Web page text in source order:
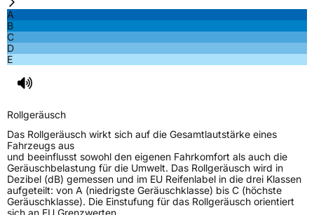
A
B
C
D
E
Rollgeräusch
Das Rollgeräusch wirkt sich auf die Gesamtlautstärke eines
Fahrzeugs aus
und beeinflusst sowohl den eigenen Fahrkomfort als auch die
Geräuschbelastung für die Umwelt. Das Rollgeräusch wird in
Dezibel (dB) gemessen und im EU Reifenlabel in die drei Klassen
aufgeteilt: von A (niedrigste Geräuschklasse) bis C (höchste
Geräuschklasse). Die Einstufung für das Rollgeräusch orientiert
sich an EU Grenzwerten.